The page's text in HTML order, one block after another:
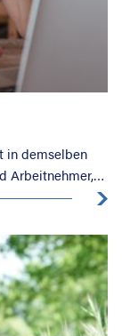
in demselben
Arbeitnehmer,
anderen